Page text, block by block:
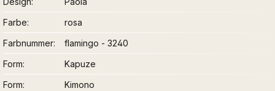
Farbe
rosa
Farbnummer
flamingo - 3240
Form
Kapuze
Form
Kimono